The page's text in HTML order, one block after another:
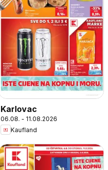
Karlovac
06.08. - 11.08.2026
Kaufland